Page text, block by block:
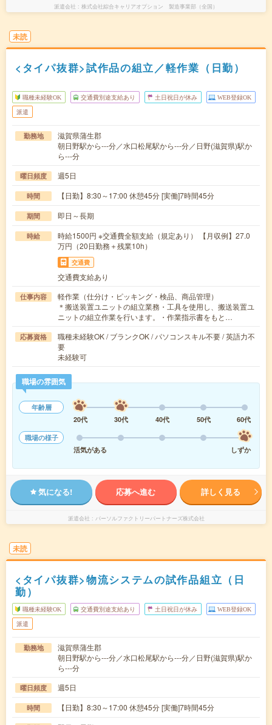
派遣会社 株式会社綜合キャリアオプション 製造事業部（全国）
未読
<タイパ抜群>試作品の組立／軽作業（日勤）
職種未経験OK 交通費別途支給あり 土日祝日が休み WEB登録OK
派遣
勤務地
滋賀県蒲生郡
朝日野駅から---分／水口松尾駅から---分／日野(滋賀県)駅か
ら---分
曜日頻度 週5日
時間 【日勤】8:30～17:00 休憩45分 [実働]7時間45分
期間 即日～長期
時給
時給1500円 ※交通費全額支給（規定あり） 【月収例】27.0
万円（20日勤務＋残業10h）
交通費
交通費支給あり
仕事内容
軽作業（仕分け・ピッキング・検品、商品管理）
＊搬送装置ユニットの組立業務・工具を使用し、搬送装置ユ
ニットの組立作業を行います。・作業指示書をもと…
応募資格
職種未経験OK / ブランクOK / パソコンスキル不要 / 英語力不
要
未経験可
職場の雰囲気
年齢層
20代
30代 40代 50代
60代
職場の様子
活気がある
しずか
気になる! 応募へ進む 詳しく見る
派遣会社 パーソルファクトリーパートナーズ株式会社
未読
<タイパ抜群>物流システムの試作品組立（日
勤）
職種未経験OK 交通費別途支給あり 土日祝日が休み WEB登録OK
派遣
勤務地
滋賀県蒲生郡
朝日野駅から---分／水口松尾駅から---分／日野(滋賀県)駅か
ら---分
曜日頻度 週5日
時間 【日勤】8:30～17:00 休憩45分 [実働]7時間45分